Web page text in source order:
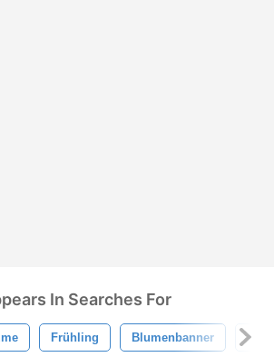
In Searches For
Frühling Blumenbanner